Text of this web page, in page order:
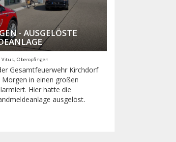
- AUSGELÖSTE
Vitus, Oberopfingen
Gesamtfeuerwehr Kirchdorf
in einen großen
Hier hatte die
ausgelöst.